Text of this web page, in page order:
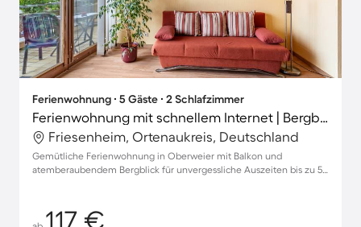
Ferienwohnung ∙ 5 Gäste ∙ 2 Schlafzimmer
Ferienwohnung mit schnellem Internet | Bergblick | Ideal für Homeoffice
Friesenheim, Ortenaukreis, Deutschland
Gemütliche Ferienwohnung in Oberweier mit Balkon und
atemberaubendem Bergblick für unvergessliche Auszeiten bis zu 5
117 €